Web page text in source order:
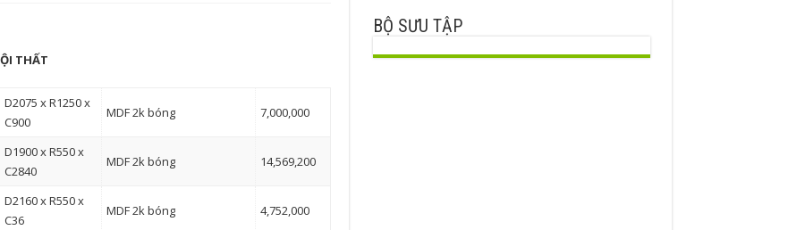
THẤT
D2075 x R1250 x
C900
MDF 2k bóng 7,000,000
D1900 x R550 x
C2840
MDF 2k bóng 14,569,200
D2160 x R550 x
C36
MDF 2k bóng 4,752,000
BỘ SƯU TẬP